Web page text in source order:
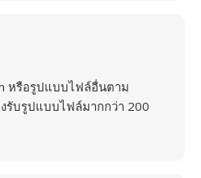
หรือรูปแบบไฟล์อื่นตาม
รับรูปแบบไฟล์มากกว่า 200